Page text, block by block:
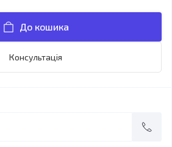
До кошика
Консультація